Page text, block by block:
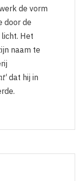
de vorm
door de
Het
naam te
dat hij in